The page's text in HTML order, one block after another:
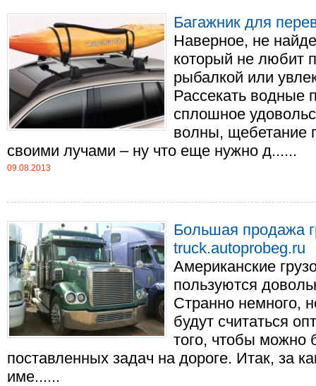
Багажник для
Наверное, не
который не любит
рыбалкой или
Рассекать водные
сплошное
волны, щебетание
своими лучами – ну что еще нужно д......
09.08.2013
Большая продажа
truck.autoprobeg.ru
Американские
пользуются
Странно немного,
будут считаться
того, чтобы можно
поставленных задач на дороге. Итак, за
име......